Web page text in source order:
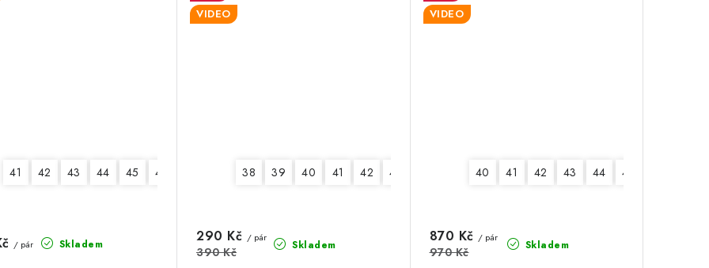
41 42 43 44 45 46
Skladem
/ pár
VIDEO
38 39 40 41 42 43 46
Skladem
290 Kč / pár
390 Kč
VIDEO
40 41 42 43 44 45
Skladem
870 Kč / pár
970 Kč